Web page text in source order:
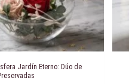
Jardín Eterno: Dúo de